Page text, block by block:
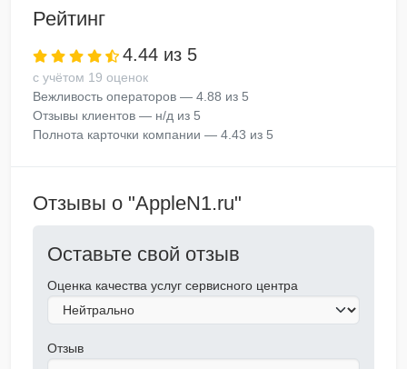
Рейтинг
4.44 из 5
с учётом 19 оценок
Вежливость операторов — 4.88 из 5
Отзывы клиентов — н/д из 5
Полнота карточки компании — 4.43 из 5
Отзывы о "AppleN1.ru"
Оставьте свой отзыв
Оценка качества услуг сервисного центра
Отзыв